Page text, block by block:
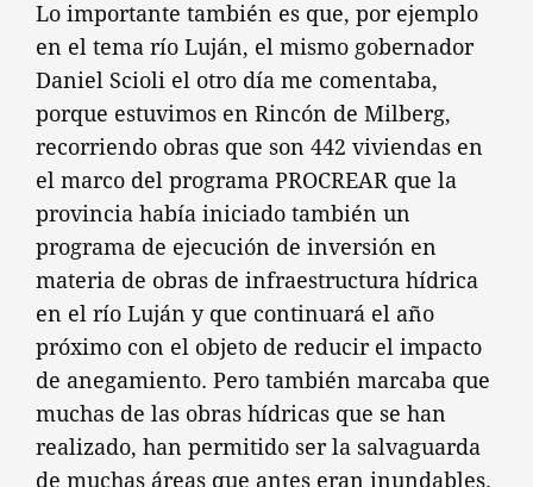
Lo importante también es que, por ejemplo
en el tema río Luján, el mismo gobernador
Daniel Scioli el otro día me comentaba,
porque estuvimos en Rincón de Milberg,
recorriendo obras que son 442 viviendas en
el marco del programa PROCREAR que la
provincia había iniciado también un
programa de ejecución de inversión en
materia de obras de infraestructura hídrica
en el río Luján y que continuará el año
próximo con el objeto de reducir el impacto
de anegamiento. Pero también marcaba que
muchas de las obras hídricas que se han
realizado, han permitido ser la salvaguarda
de muchas áreas que antes eran inundables.